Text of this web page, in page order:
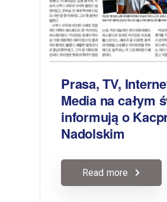
Prasa, TV,
Media na całym
informują o
Nadolskim
Read more